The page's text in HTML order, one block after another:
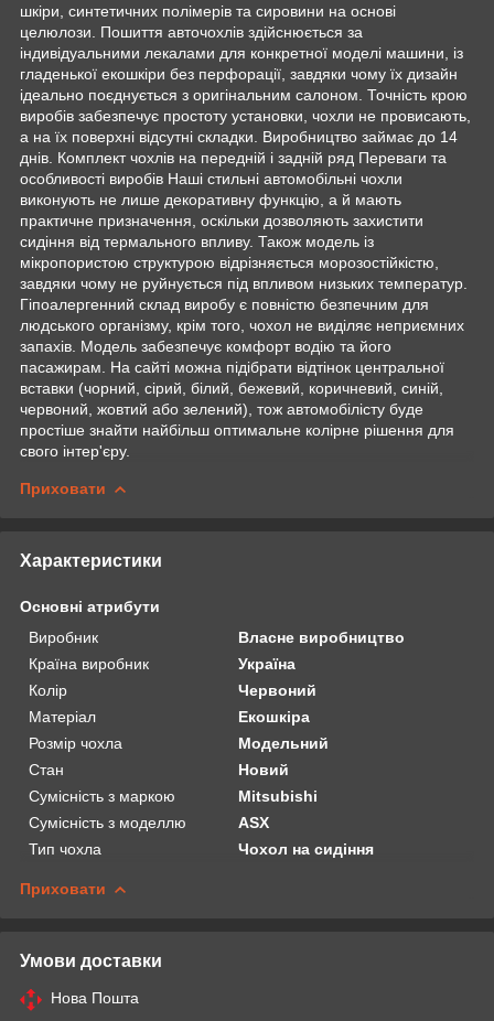
шкіри, синтетичних полімерів та сировини на основі
целюлози. Пошиття авточохлів здійснюється за
індивідуальними лекалами для конкретної моделі машини, із
гладенької екошкіри без перфорації, завдяки чому їх дизайн
ідеально поєднується з оригінальним салоном. Точність крою
виробів забезпечує простоту установки, чохли не провисають,
а на їх поверхні відсутні складки. Виробництво займає до 14
днів. Комплект чохлів на передній і задній ряд Переваги та
особливості виробів Наші стильні автомобільні чохли
виконують не лише декоративну функцію, а й мають
практичне призначення, оскільки дозволяють захистити
сидіння від термального впливу. Також модель із
мікропористою структурою відрізняється морозостійкістю,
завдяки чому не руйнується під впливом низьких температур.
Гіпоалергенний склад виробу є повністю безпечним для
людського організму, крім того, чохол не виділяє неприємних
запахів. Модель забезпечує комфорт водію та його
пасажирам. На сайті можна підібрати відтінок центральної
вставки (чорний, сірий, білий, бежевий, коричневий, синій,
червоний, жовтий або зелений), тож автомобілісту буде
простіше знайти найбільш оптимальне колірне рішення для
свого інтер'єру.
Приховати
Характеристики
Основні атрибути
Виробник
Власне виробництво
Країна виробник
Україна
Колір
Червоний
Матеріал
Екошкіра
Розмір чохла
Модельний
Стан
Новий
Сумісність з маркою
Mitsubishi
Сумісність з моделлю
ASX
Тип чохла
Чохол на сидіння
Приховати
Умови доставки
Нова Пошта